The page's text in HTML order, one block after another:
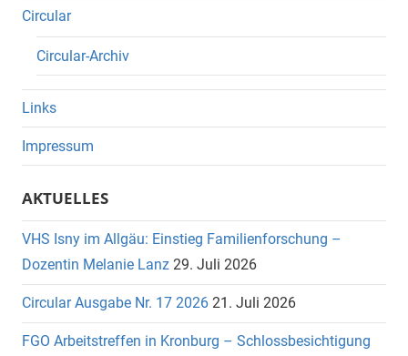
Circular
Circular-Archiv
Links
Impressum
AKTUELLES
VHS Isny im Allgäu: Einstieg Familienforschung –
Dozentin Melanie Lanz 29. Juli 2026
Circular Ausgabe Nr. 17 2026 21. Juli 2026
FGO Arbeitstreffen in Kronburg – Schlossbesichtigung